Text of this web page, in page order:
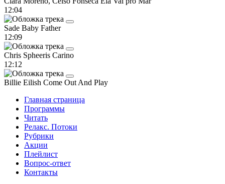
12:04
Sade Baby Father
12:09
Chris Spheeris Carino
12:12
Billie Eilish Come Out And Play
Главная страница
Программы
Читать
Релакс. Потоки
Рубрики
Акции
Плейлист
Вопрос-ответ
Контакты